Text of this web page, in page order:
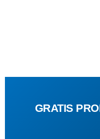
GRATIS